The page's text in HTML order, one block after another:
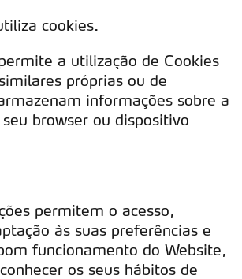
cookies.
a utilização de Cookies
próprias ou de
informações sobre a
browser ou dispositivo
permitem o acesso,
às suas preferências e
funcionamento do Website,
os seus hábitos de